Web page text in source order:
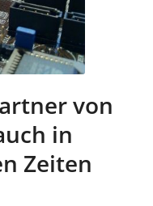
von
in
Zeiten